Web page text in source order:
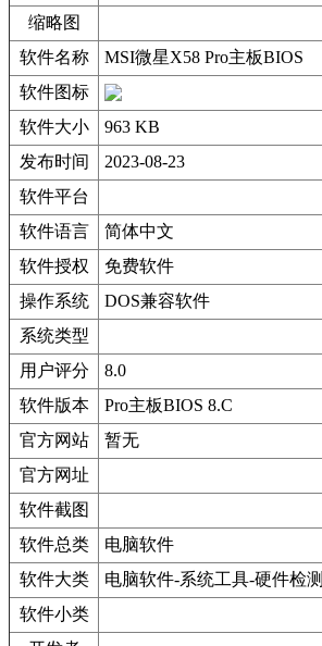
缩略图
软件名称
MSI微星X58 Pro主板BIOS
软件图标
软件大小
963 KB
发布时间
2023-08-23
软件平台
软件语言
简体中文
软件授权
免费软件
操作系统
DOS兼容软件
系统类型
用户评分
8.0
软件版本
Pro主板BIOS 8.C
官方网站
暂无
官方网址
软件截图
软件总类
电脑软件
软件大类
电脑软件-系统工具-硬件检测
软件小类